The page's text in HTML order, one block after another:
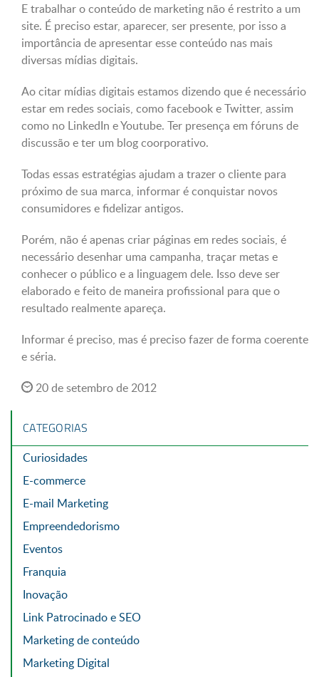
E trabalhar o conteúdo de marketing não é restrito a um
site. É preciso estar, aparecer, ser presente, por isso a
importância de apresentar esse conteúdo nas mais
diversas mídias digitais.
Ao citar mídias digitais estamos dizendo que é necessário
estar em redes sociais, como facebook e Twitter, assim
como no LinkedIn e Youtube. Ter presença em fóruns de
discussão e ter um blog coorporativo.
Todas essas estratégias ajudam a trazer o cliente para
próximo de sua marca, informar é conquistar novos
consumidores e fidelizar antigos.
Porém, não é apenas criar páginas em redes sociais, é
necessário desenhar uma campanha, traçar metas e
conhecer o público e a linguagem dele. Isso deve ser
elaborado e feito de maneira profissional para que o
resultado realmente apareça.
Informar é preciso, mas é preciso fazer de forma coerente
e séria.
20 de setembro de 2012
CATEGORIAS
Curiosidades
E-commerce
E-mail Marketing
Empreendedorismo
Eventos
Franquia
Inovação
Link Patrocinado e SEO
Marketing de conteúdo
Marketing Digital